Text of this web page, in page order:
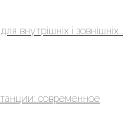
внутрішніх і зовнішніх...
современное